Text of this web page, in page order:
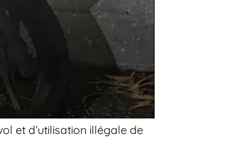
et d’utilisation illégale de